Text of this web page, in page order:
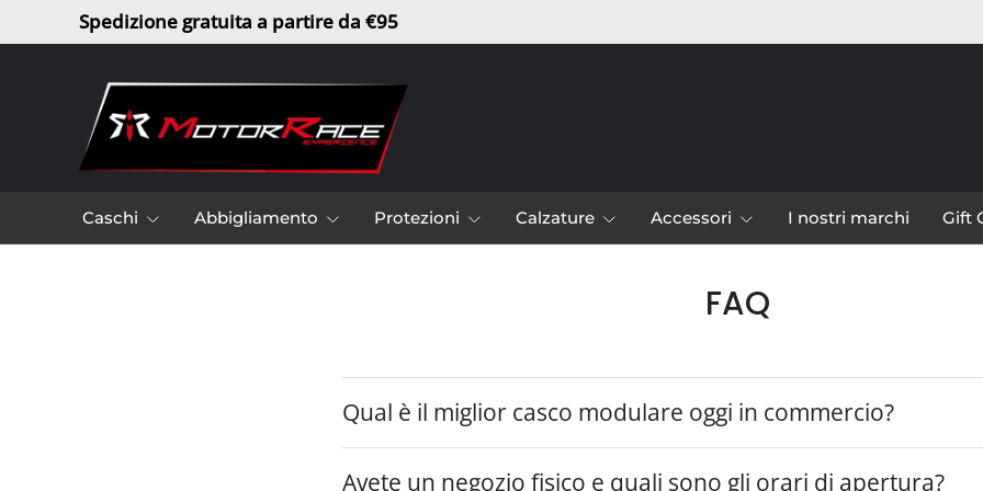
Passa ai contenuti
Spedizione gratuita a partire da €95
Caschi Abbigliamento Protezioni Calzature Accessori I nostri marchi Gift
FAQ
Qual è il miglior casco modulare oggi in commercio?
Avete un negozio fisico e quali sono gli orari di apertura?